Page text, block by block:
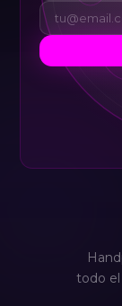
todo el